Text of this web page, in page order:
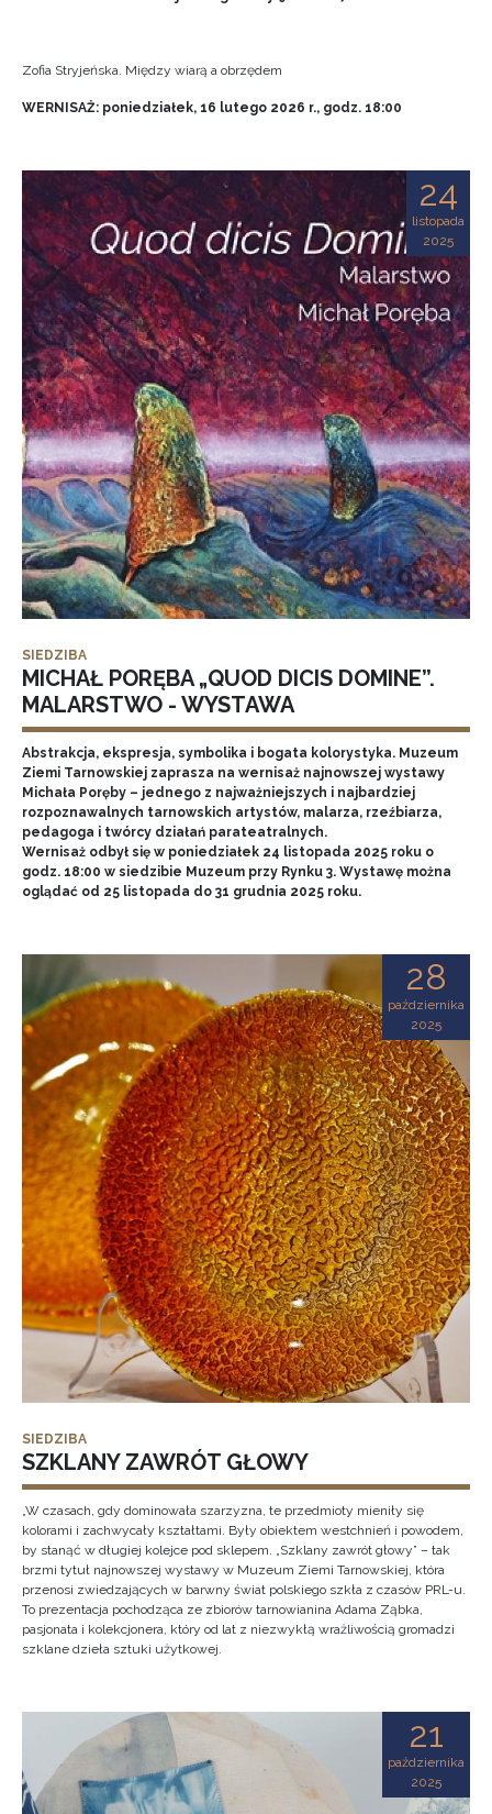
Zofia Stryjeńska. Między wiarą a obrzędem
WERNISAŻ: poniedziałek, 16 lutego 2026 r., godz. 18:00
24
listopada
2025
SIEDZIBA
MICHAŁ PORĘBA „QUOD DICIS DOMINE”.
MALARSTWO - WYSTAWA
Abstrakcja, ekspresja, symbolika i bogata kolorystyka. Muzeum
Ziemi Tarnowskiej zaprasza na wernisaż najnowszej wystawy
Michała Poręby – jednego z najważniejszych i najbardziej
rozpoznawalnych tarnowskich artystów, malarza, rzeźbiarza,
pedagoga i twórcy działań parateatralnych.
Wernisaż odbył się w poniedziałek 24 listopada 2025 roku o
godz. 18:00 w siedzibie Muzeum przy Rynku 3. Wystawę można
oglądać od 25 listopada do 31 grudnia 2025 roku.
28
października
2025
SIEDZIBA
SZKLANY ZAWRÓT GŁOWY
„W czasach, gdy dominowała szarzyzna, te przedmioty mieniły się
kolorami i zachwycały kształtami. Były obiektem westchnień i powodem,
by stanąć w długiej kolejce pod sklepem. „Szklany zawrót głowy” – tak
brzmi tytuł najnowszej wystawy w Muzeum Ziemi Tarnowskiej, która
przenosi zwiedzających w barwny świat polskiego szkła z czasów PRL-u.
To prezentacja pochodząca ze zbiorów tarnowianina Adama Ząbka,
pasjonata i kolekcjonera, który od lat z niezwykłą wrażliwością gromadzi
szklane dzieła sztuki użytkowej.
21
października
2025